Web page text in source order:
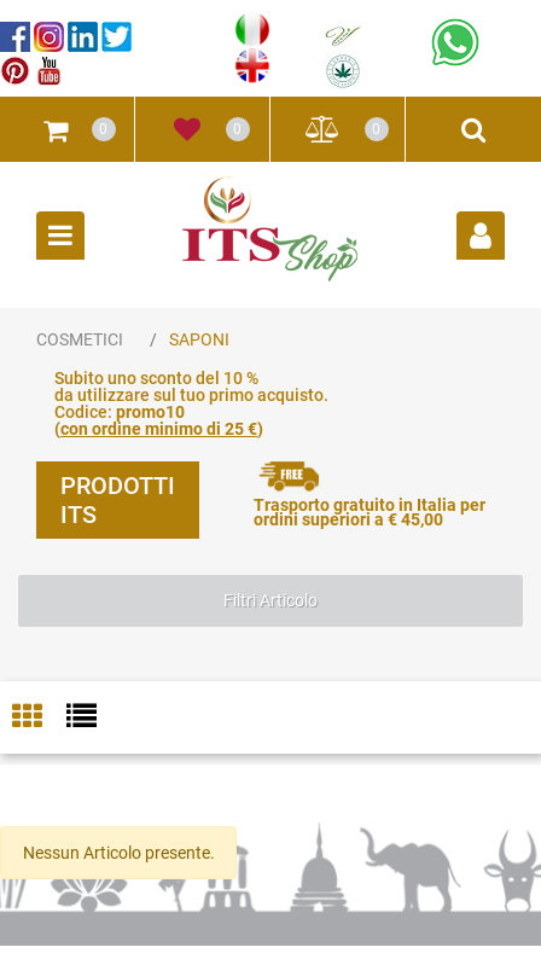
0 0 0
COSMETICI SAPONI
Subito uno sconto del 10 %
da utilizzare sul tuo primo acquisto.
Codice: promo10
(con ordine minimo di 25 €)
PRODOTTI
ITS
Trasporto gratuito in Italia per
ordini superiori a € 45,00
Filtri Articolo
Nessun Articolo presente.